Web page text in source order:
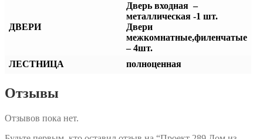
ДВЕРИ
Дверь входная –
металлическая -1 шт.
Двери
межкомнатные,филенчатые
– 4шт.
ЛЕСТНИЦА
полноценная
Отзывы
Отзывов пока нет.